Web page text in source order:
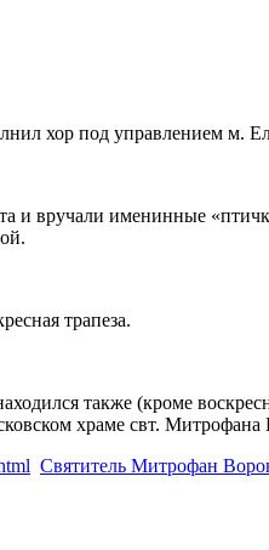
хор под управлением м.
и вручали именинные
трапеза.
также (кроме
храме свт. Митрофана
Святитель Митрофан